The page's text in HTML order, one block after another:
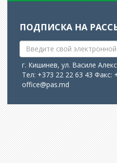
ПОДПИСКА НА
г. Кишинев, ул. Василе
Тел: +373 22 22 63 43 Факс:
office@pas.md